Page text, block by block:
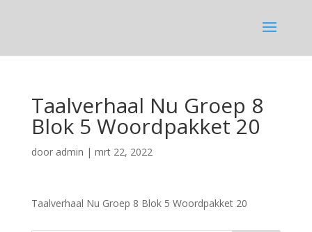
Taalverhaal Nu Groep 8
Blok 5 Woordpakket 20
door admin | mrt 22, 2022
Taalverhaal Nu Groep 8 Blok 5 Woordpakket 20